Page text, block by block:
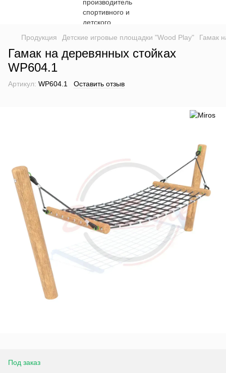
Продукция Детские игровые площадки "Wood Play" Гамак
Гамак на деревянных стойках
WP604.1
Артикул: WP604.1 Оставить отзыв
Под заказ